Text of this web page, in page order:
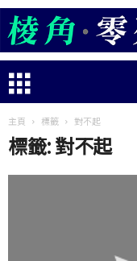
主頁 標籤 對不起
標籤: 對不起